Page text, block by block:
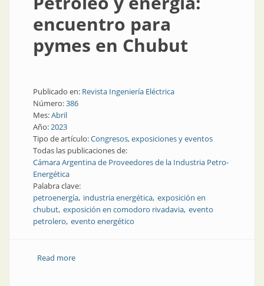
encuentro para
pymes en Chubut
Publicado en: Revista Ingeniería Eléctrica
Número:386
Mes:Abril
Año:2023
Tipo de artículo:Congresos, exposiciones y eventos
Todas las publicaciones de:
Cámara Argentina de Proveedores de la Industria Petro-
Energética
Palabra clave:
petroenergía industria energética exposición en
chubut exposición en comodoro rivadavia evento
petrolero evento energético
Read moreabout Petróleo y energía: encuentro para pymes en